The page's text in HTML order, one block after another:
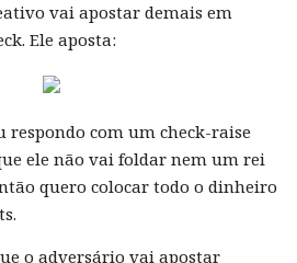
vai apostar demais em
Ele aposta:
respondo com um check-raise
ele não vai foldar nem um rei
quero colocar todo o dinheiro
o adversário vai apostar